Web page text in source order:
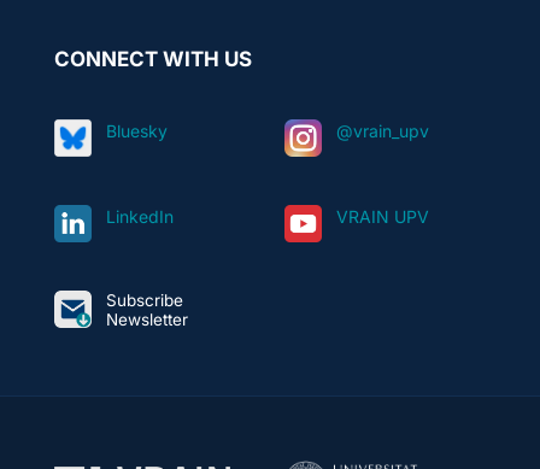
CONNECT WITH US
Bluesky @vrain_upv
LinkedIn VRAIN UPV
Subscribe
Newsletter